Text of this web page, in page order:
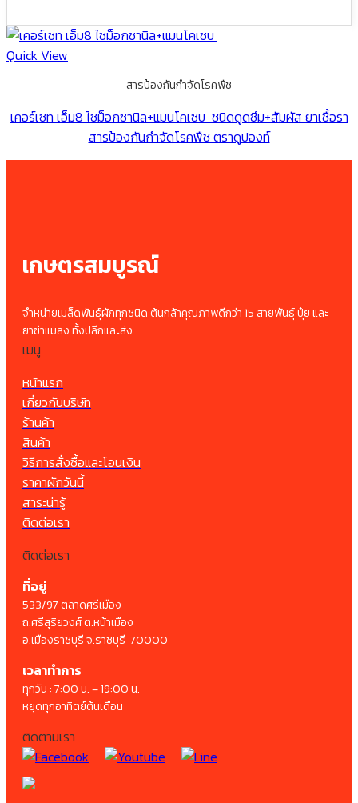
Quick View
สารป้องกันกำจัดโรคพืช
เคอร์เซท เอ็ม8 ไซม็อกซานิล+แมนโคเซบ ชนิดดูดซึม+สัมผัส ยาเชื้อรา
สารป้องกันกำจัดโรคพืช ตราดูปองท์
เกษตรสมบูรณ์
จำหน่ายเมล็ดพันธุ์ผักทุกชนิด ต้นกล้าคุณภาพดีกว่า 15 สายพันธุ์ ปุ๋ย และ
ยาฆ่าแมลง ทั้งปลีกและส่ง
เมนู
หน้าแรก
เกี่ยวกับบริษัท
ร้านค้า
สินค้า
วิธีการสั่งซื้อและโอนเงิน
ราคาผักวันนี้
สาระน่ารู้
ติดต่อเรา
ติดต่อเรา
ที่อยู่
533/97 ตลาดศรีเมือง
ถ.ศรีสุริยวงศ์ ต.หน้าเมือง
อ.เมืองราชบุรี จ.ราชบุรี 70000
เวลาทำการ
ทุกวัน : 7:00 น. – 19:00 น.
หยุดทุกอาทิตย์ต้นเดือน
ติดตามเรา